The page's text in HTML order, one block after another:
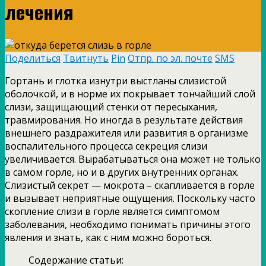
лечения
Поделиться Твитнуть Pin Отпр. по эл. почте SMS
Гортань и глотка изнутри выстланы слизистой
оболочкой, и в норме их покрывает тончайший слой
слизи, защищающий стенки от пересыхания,
травмирования. Но иногда в результате действия
внешнего раздражителя или развития в организме
воспалительного процесса секреция слизи
увеличивается. Вырабатываться она может не только
в самом горле, но и в других внутренних органах.
Слизистый секрет — мокрота – скапливается в горле
и вызывает неприятные ощущения. Поскольку часто
скопление слизи в горле является симптомом
заболевания, необходимо понимать причины этого
явления и знать, как с ним можно бороться.
Содержание статьи: